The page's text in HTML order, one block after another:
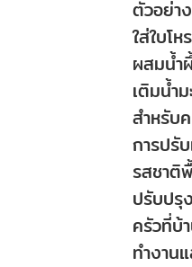
ตัวอย่า
ใส่ใบโ
ผสมน้ำ
เติมน้ำ
สำหรับ
การปรั
รสชาติ
ปรับปรุ
ครัวที่บ้
ทำงาน